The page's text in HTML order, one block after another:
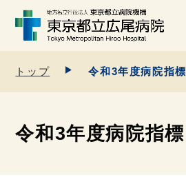
トップ 令和3年度病院指標
令和3年度病院指標